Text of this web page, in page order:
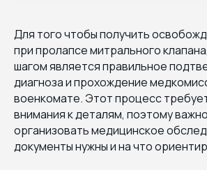
Для того чтобы получить
при пролапсе митрального
шагом является правильное
диагноза и прохождение
военкомате. Этот процесс
внимания к деталям, поэтому
организовать медицинское
документы нужны и на что